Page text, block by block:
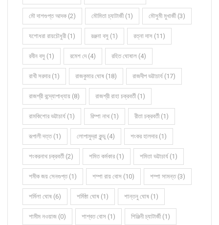
মৌ দাশগুপ্ত আদক (2) মৌমিতা চ্যাটার্জী (1) মৌসুমী মুখার্জী (3)
যশোধরা রায়চৌধুরী (1) রঞ্জনা বসু (1) রত্না দাস (11)
রবীন বসু (1) রমেশ দে (4) রহিত ঘোষাল (4)
রাখী সরদার (1) রাজকুমার ঘোষ (18) রাজদীপ ভট্টাচার্য (17)
রাজশ্রী বন্দ্যোপাধ্যায় (8) রাজশ্রী রাহা চক্রবর্তী (1)
রামকিশোর ভট্টাচার্য (1) রিম্পা নাথ (1) রীতা চক্রবর্তী (1)
রূপালী দত্ত (1) লোপামুদ্রা কুন্ডু (4) শংকর হালদার (1)
শংকরনাথ চক্রবর্তী (2) শমিত কর্মকার (1) শমিতা ভট্টাচার্য (1)
শমীক জয় সেনগুপ্ত (1) শম্পা রায় বোস (10) শম্পা সামন্ত (3)
শর্মিলা ঘোষ (6) শর্মিষ্ঠা ঘোষ (1) শান্তনু ঘোষ (1)
শামীম নওয়াজ (0) শাশ্বত বোস (1) শিঞ্জিনী চ্যাটার্জী (1)